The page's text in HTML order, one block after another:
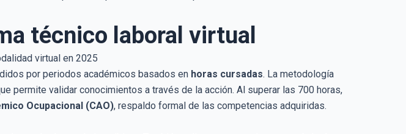
técnico laboral virtual
por periodos académicos basados en horas cursadas. La metodología
permite validar conocimientos a través de la acción. Al superar las 700 horas,
Ocupacional (CAO), respaldo formal de las competencias adquiridas.